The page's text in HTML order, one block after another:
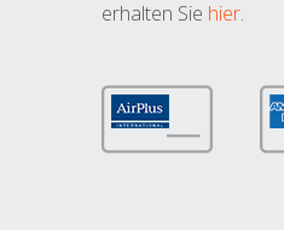
erhalten Sie hier.